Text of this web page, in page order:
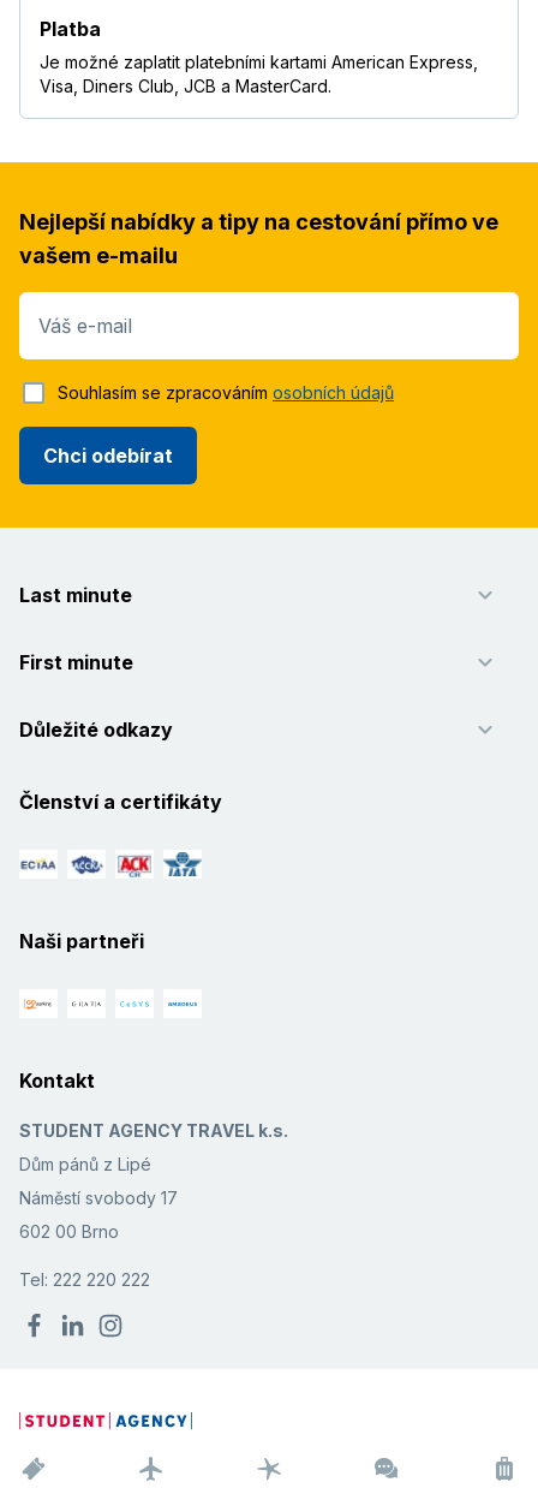
Platba
Je možné zaplatit platebními kartami American Express,
Visa, Diners Club, JCB a MasterCard.
Nejlepší nabídky a tipy na cestování přímo ve
vašem e-mailu
Váš e-mail
Chci odebírat
Souhlasím se zpracováním osobních údajů
Last minute
First minute
Důležité odkazy
Členství a certifikáty
Naši partneři
Kontakt
STUDENT AGENCY TRAVEL k.s.
Dům pánů z Lipé
Náměstí svobody 17
602 00 Brno
Tel: 222 220 222